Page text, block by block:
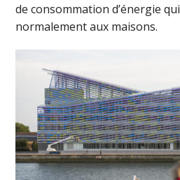
de consommation d’énergie
normalement aux maisons.